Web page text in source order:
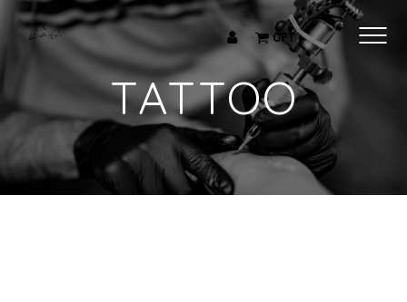
TETOVÁLÁSAIM
KAPCSOLAT
0FT
TATTOO